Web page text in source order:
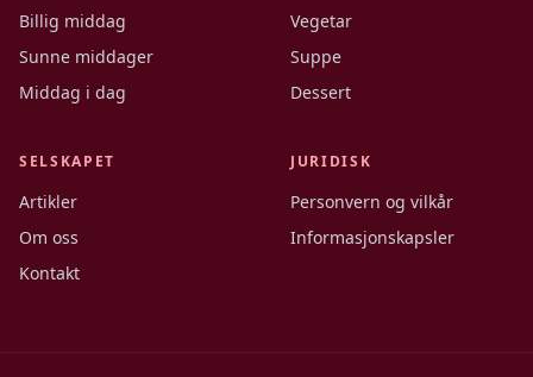
Billig middag
Sunne middager
Middag i dag
Vegetar
Suppe
Dessert
SELSKAPET
Artikler
Om oss
Kontakt
JURIDISK
Personvern og vilkår
Informasjonskapsler